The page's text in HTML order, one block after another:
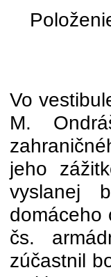
Vo
M.
jeho
vyslanej
domáceho
čs.
zúčastnil